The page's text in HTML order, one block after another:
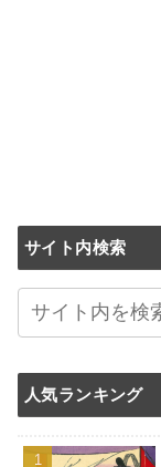
サイト内検索
人気ランキング